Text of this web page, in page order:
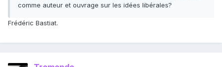
comme auteur et ouvrage sur les idées libérales?
Frédéric Bastiat.